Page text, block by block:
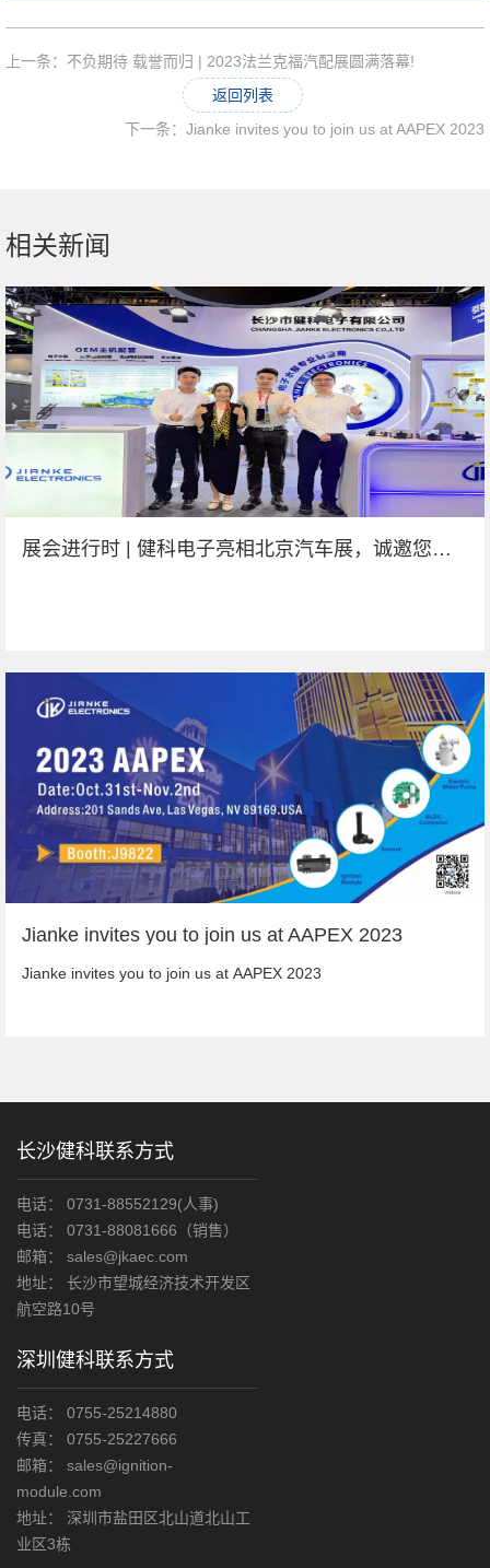
上一条：不负期待 载誉而归 | 2023法兰克福汽配展圆满落幕!
返回列表
下一条：Jianke invites you to join us at AAPEX 2023
相关新闻
展会进行时 | 健科电子亮相北京汽车展，诚邀您莅临交流！
Jianke invites you to join us at AAPEX 2023
Jianke invites you to join us at AAPEX 2023
长沙健科联系方式
电话： 0731-88552129(人事)
电话： 0731-88081666（销售）
邮箱： sales@jkaec.com
地址： 长沙市望城经济技术开发区
航空路10号
深圳健科联系方式
电话： 0755-25214880
传真： 0755-25227666
邮箱： sales@ignition-
module.com
地址： 深圳市盐田区北山道北山工
业区3栋